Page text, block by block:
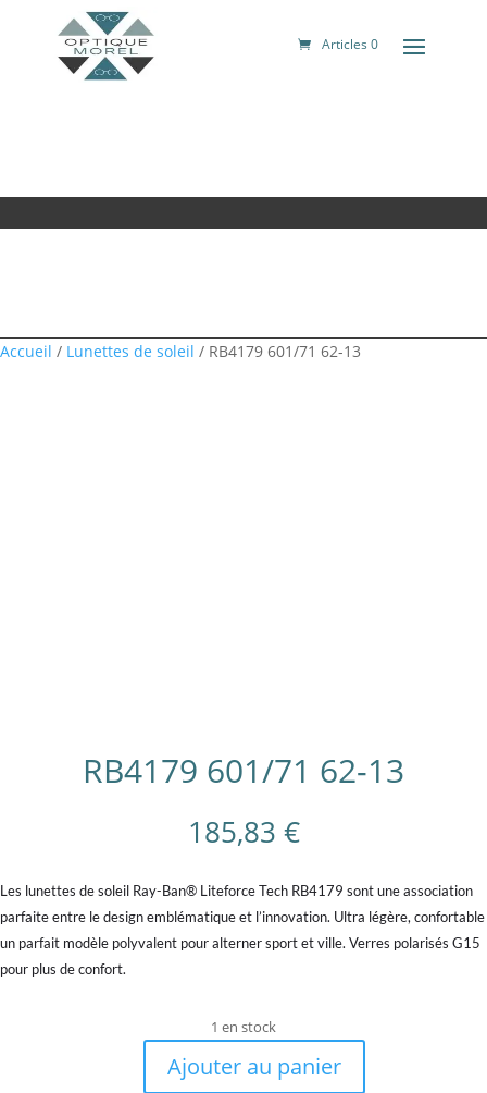
Articles 0
Accueil / Lunettes de soleil / RB4179 601/71 62-13
RB4179 601/71 62-13
185,83 €
Les lunettes de soleil Ray-Ban® Liteforce Tech RB4179 sont une association
parfaite entre le design emblématique et l’innovation. Ultra légère, confortable
un parfait modèle polyvalent pour alterner sport et ville. Verres polarisés G15
pour plus de confort.
1 en stock
quantitéAjouter au panier